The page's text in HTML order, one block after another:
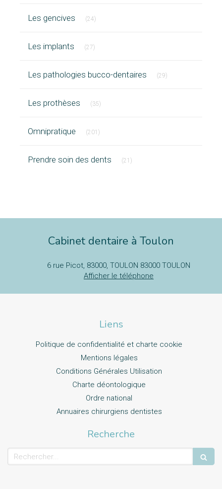
Les gencives (24)
Les implants (27)
Les pathologies bucco-dentaires (29)
Les prothèses (35)
Omnipratique (201)
Prendre soin des dents (21)
Cabinet dentaire à Toulon
6 rue Picot, 83000, TOULON 83000 TOULON
Afficher le téléphone
Liens
Politique de confidentialité et charte cookie
Mentions légales
Conditions Générales Utilisation
Charte déontologique
Ordre national
Annuaires chirurgiens dentistes
Recherche
Rechercher